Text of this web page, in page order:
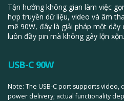
Tận hưởng không gian làm việc
hợp truyền dữ liệu, video và âm
mẽ 90W, đây là giải pháp một
luôn đầy pin mà không gây lộn xộn.
USB-C 90W
Note: The USB-C port supports video,
power delivery; actual functionality